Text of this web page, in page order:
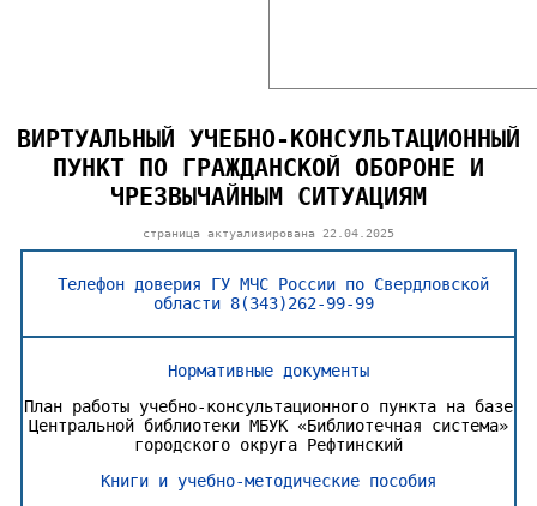
ВИРТУАЛЬНЫЙ УЧЕБНО-КОНСУЛЬТАЦИОННЫЙ
ПУНКТ ПО ГРАЖДАНСКОЙ ОБОРОНЕ И
ЧРЕЗВЫЧАЙНЫМ СИТУАЦИЯМ
страница актуализирована 22.04.2025
Телефон доверия ГУ МЧС России по Свердловской
области 8(343)262-99-99
Нормативные документы
План работы учебно-консультационного пункта на базе
Центральной библиотеки МБУК «Библиотечная система»
городского округа Рефтинский
Книги и учебно-методические пособия